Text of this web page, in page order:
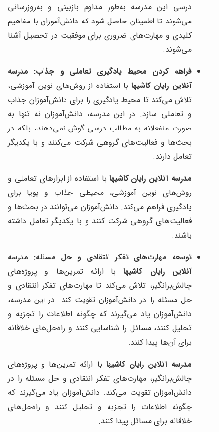
درسی این مدرسه به‌طور مداوم بازبینی و به‌روزرسانی
می‌شوند تا اطمینان حاصل شود که دانش‌آموزان با مفاهیم
کلیدی و مهارت‌های ضروری برای موفقیت در تحصیل آشنا
می‌شوند.
فراهم کردن محیط یادگیری تعاملی و جذاب: مدرسه
آنلاین رایان کاشیهابا استفاده از روش‌های نوین آموزشی،
تلاش می‌کند تا محیط یادگیری را برای دانش‌آموزان جذاب
و تعاملی سازد. در این مدرسه، دانش‌آموزان نه تنها به
صورت منفعلانه به مطالب درسی گوش نمی‌دهند، بلکه در
بحث‌ها و فعالیت‌های گروهی شرکت می‌کنند و با یکدیگر
تعامل دارند.
مدرسه آنلاین رایان کاشیها با استفاده از ابزارهای تعاملی و
روش‌های نوین آموزشی، محیطی جذاب و پویا برای
یادگیری فراهم می‌کند. دانش‌آموزان می‌توانند در بحث‌ها و
فعالیت‌های گروهی شرکت کنند و با یکدیگر تعامل داشته
باشند.
توسعه مهارت‌های تفکر انتقادی و حل مسئله: مدرسه
آنلاین رایان کاشیهابا ارائه تمرین‌ها و پروژه‌های
چالش‌برانگیز، تلاش می‌کند تا مهارت‌های تفکر انتقادی و
حل مسئله را در دانش‌آموزان تقویت کند. در این مدرسه،
دانش‌آموزان یاد می‌گیرند که چگونه اطلاعات را تجزیه و
تحلیل کنند، مسائل را شناسایی کنند و راه‌حل‌های خلاقانه
برای آن‌ها پیدا کنند.
مدرسه آنلاین رایان کاشیها با ارائه تمرین‌ها و پروژه‌های
چالش‌برانگیز، مهارت‌های تفکر انتقادی و حل مسئله را در
دانش‌آموزان تقویت می‌کند. دانش‌آموزان یاد می‌گیرند که
چگونه اطلاعات را تجزیه و تحلیل کنند و راه‌حل‌های
خلاقانه برای مسائل پیدا کنند.